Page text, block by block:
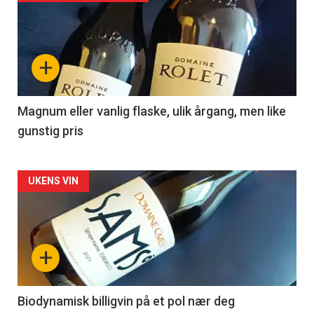
akkurat
nå
3
+
Magnum eller vanlig flaske, ulik årgang, men like
gunstig pris
Forsiden
akkurat
nå
4
+
UKENS VIN
Biodynamisk billigvin på et pol nær deg